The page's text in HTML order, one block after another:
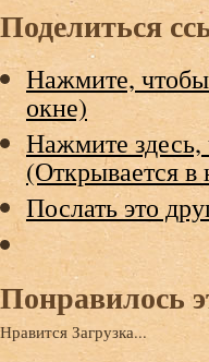
Поделиться
Нажмите,
окне)
Нажмите здесь,
(Открывается в
Послать это
Понравилось
Нравится Загрузка...